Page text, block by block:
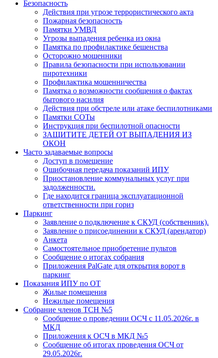
Безопасность
Действия при угрозе террористического акта
Пожарная безопасность
Памятки УМВД
Угрозы выпадения ребенка из окна
Памятка по профилактике бешенства
Осторожно мошенники
Правила безопасности при использовании
пиротехники
Профилактика мошенничества
Памятка о возможности сообщения о фактах
бытового насилия
Действия при обстреле или атаке беспилотниками
Памятки СОТы
Инструкция при беспилотной опасности
ЗАЩИТИТЕ ДЕТЕЙ ОТ ВЫПАДЕНИЯ ИЗ
ОКОН
Часто задаваемые вопросы
Доступ в помещение
Ошибочная передача показаний ИПУ
Приостановление коммунальных услуг при
задолженности.
Где находится граница эксплуатационной
ответственности при гориз
Паркинг
Заявление о подключение к СКУД (собственник).
Заявление о присоединении к СКУД (арендатор)
Анкета
Самостоятельное приобретение пультов
Сообщение о итогах собрания
Приложения PalGate для открытия ворот в
паркинг
Показания ИПУ по ОТ
Жилые помещения
Нежилые помещения
Собрание членов ТСН №5
Сообщение о проведении ОСЧ с 11.05.2026г. в
МКД
Приложения к ОСЧ в МКД №5
Сообщение об итогах проведения ОСЧ от
29.05.2026г.